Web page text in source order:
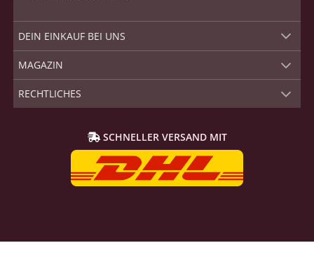
DEIN EINKAUF BEI UNS
MAGAZIN
RECHTLICHES
SCHNELLER VERSAND MIT